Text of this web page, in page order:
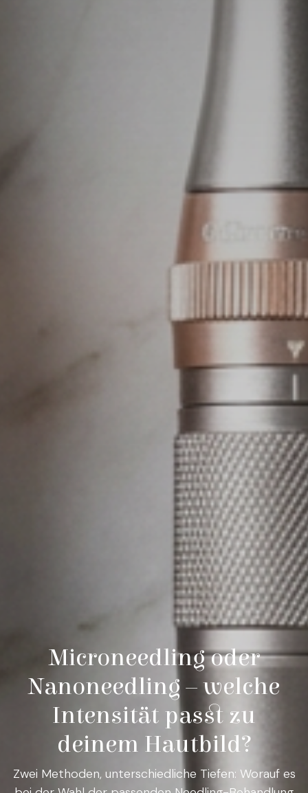
Microneedling oder
Nanoneedling – welche
Intensität passt zu
deinem Hautbild?
Zwei Methoden, unterschiedliche Tiefen: Worauf es